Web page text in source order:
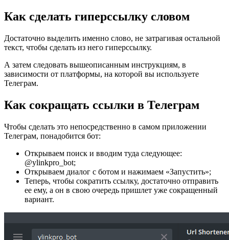
Как сделать гиперссылку словом
Достаточно выделить именно слово, не затрагивая остальной
текст, чтобы сделать из него гиперссылку.
А затем следовать вышеописанным инструкциям, в
зависимости от платформы, на которой вы используете
Телеграм.
Как сокращать ссылки в Телеграм
Чтобы сделать это непосредственно в самом приложении
Телеграм, понадобится бот:
Открываем поиск и вводим туда следующее:
@ylinkpro_bot;
Открываем диалог с ботом и нажимаем «Запустить»;
Теперь, чтобы сократить ссылку, достаточно отправить
ее ему, а он в свою очередь пришлет уже сокращенный
вариант.